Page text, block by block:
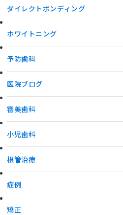
ダイレクトボンディング
ホワイトニング
予防歯科
医院ブログ
審美歯科
小児歯科
根管治療
症例
矯正